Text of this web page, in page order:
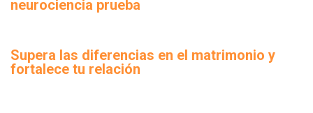
neurociencia prueba
Supera las diferencias en el matrimonio y
fortalece tu relación